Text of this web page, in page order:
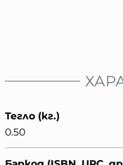
Тегло (кг.)
0.50